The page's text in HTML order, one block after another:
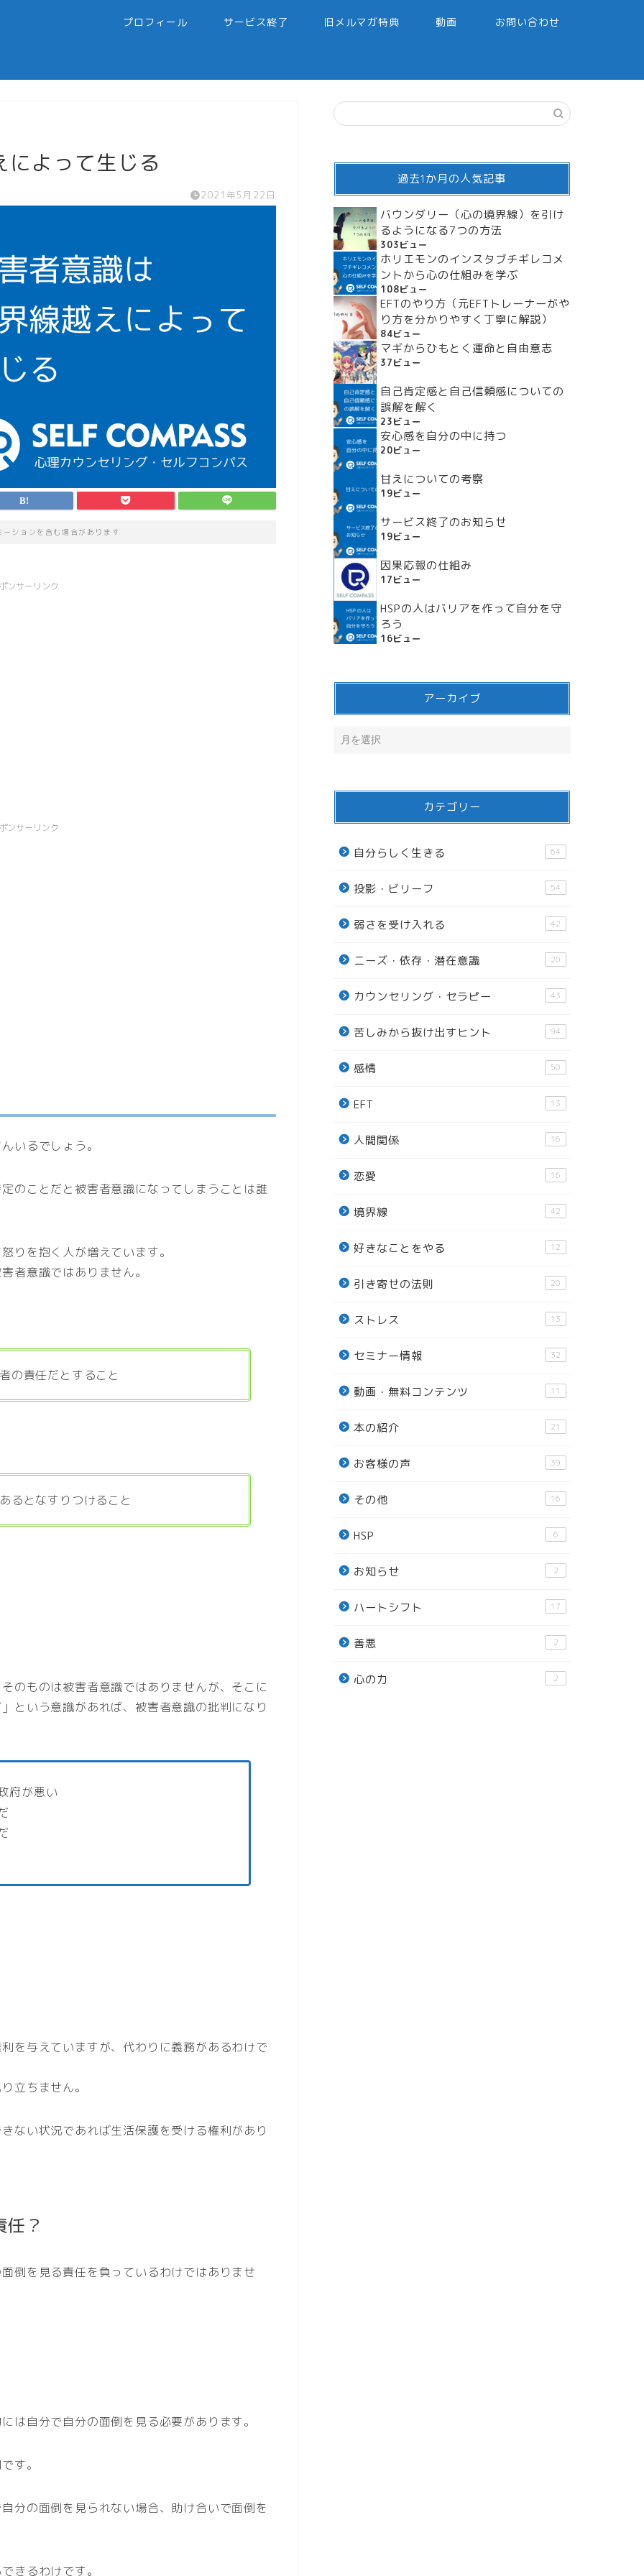
プロフィール サービス終了 旧メルマガ特典 動画 お問い合わせ
よって生じる
2021年5月22日
ションを含む場合があります
ンサーリンク
ンサーリンク
いるでしょう。
のことだと被害者意識になってしまうことは誰
りを抱く人が増えています。
者意識ではありません。
の責任だとすること
るとなすりつけること
のものは被害者意識ではありませんが、そこに
という意識があれば、被害者意識の批判になり
府が悪い
を与えていますが、代わりに義務があるわけで
立ちません。
ない状況であれば生活保護を受ける権利があり
？
倒を見る責任を負っているわけではありませ
は自分で自分の面倒を見る必要があります。
す。
分の面倒を見られない場合、助け合いで面倒を
きるわけです。
過去1か月の人気記事
バウンダリー（心の境界線）を引け
るようになる7つの方法
303ビュー
ホリエモンのインスタブチギレコメ
ントから心の仕組みを学ぶ
108ビュー
EFTのやり方（元EFTトレーナーがや
り方を分かりやすく丁寧に解説）
84ビュー
マギからひもとく運命と自由意志
37ビュー
自己肯定感と自己信頼感についての
誤解を解く
23ビュー
安心感を自分の中に持つ
20ビュー
甘えについての考察
19ビュー
サービス終了のお知らせ
19ビュー
因果応報の仕組み
17ビュー
HSPの人はバリアを作って自分を守
ろう
16ビュー
アーカイブ
カテゴリー
自分らしく生きる 64
投影・ビリーフ 54
弱さを受け入れる 42
ニーズ・依存・潜在意識 20
カウンセリング・セラピー 43
苦しみから抜け出すヒント 94
感情 50
EFT 13
人間関係 16
恋愛 16
境界線 42
好きなことをやる 12
引き寄せの法則 20
ストレス 13
セミナー情報 32
動画・無料コンテンツ 11
本の紹介 21
お客様の声 39
その他 16
HSP 6
お知らせ 2
ハートシフト 17
善悪 2
心の力 2